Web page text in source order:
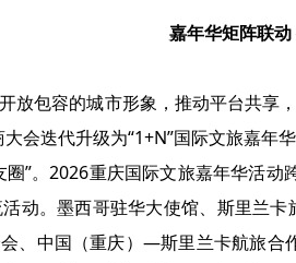
嘉年华矩阵联
放包容的城市形象，推动平台共享
会迭代升级为“1+N”国际文旅嘉年
圈”。2026重庆国际文旅嘉年华活
动。墨西哥驻华大使馆、斯里兰
、中国（重庆）—斯里兰卡航旅合